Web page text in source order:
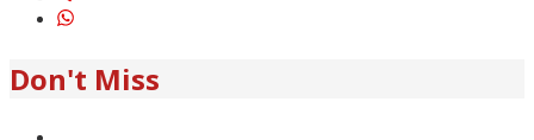
Don't Miss